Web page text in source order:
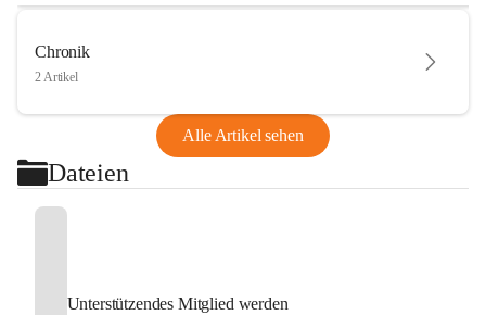
Chronik
2 Artikel
Alle Artikel sehen
Dateien
Unterstützendes Mitglied werden